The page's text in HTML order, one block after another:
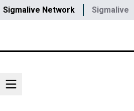
Sigmalive Network Sigmalive